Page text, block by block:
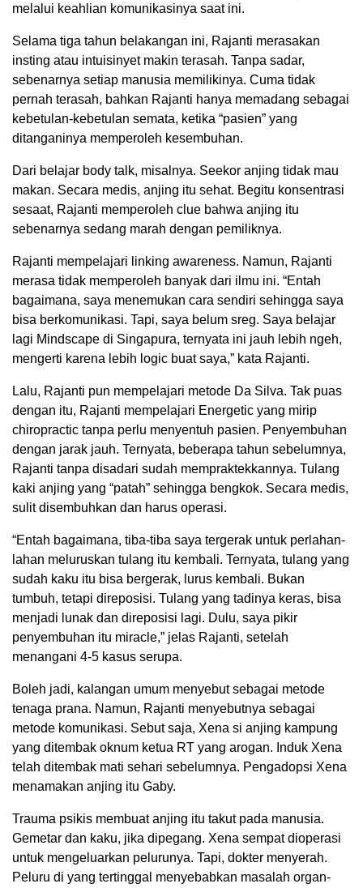
melalui keahlian komunikasinya saat ini.
Selama tiga tahun belakangan ini, Rajanti merasakan
insting atau intuisinyet makin terasah. Tanpa sadar,
sebenarnya setiap manusia memilikinya. Cuma tidak
pernah terasah, bahkan Rajanti hanya memadang sebagai
kebetulan-kebetulan semata, ketika “pasien” yang
ditanganinya memperoleh kesembuhan.
Dari belajar body talk, misalnya. Seekor anjing tidak mau
makan. Secara medis, anjing itu sehat. Begitu konsentrasi
sesaat, Rajanti memperoleh clue bahwa anjing itu
sebenarnya sedang marah dengan pemiliknya.
Rajanti mempelajari linking awareness. Namun, Rajanti
merasa tidak memperoleh banyak dari ilmu ini. “Entah
bagaimana, saya menemukan cara sendiri sehingga saya
bisa berkomunikasi. Tapi, saya belum sreg. Saya belajar
lagi Mindscape di Singapura, ternyata ini jauh lebih ngeh,
mengerti karena lebih logic buat saya,” kata Rajanti.
Lalu, Rajanti pun mempelajari metode Da Silva. Tak puas
dengan itu, Rajanti mempelajari Energetic yang mirip
chiropractic tanpa perlu menyentuh pasien. Penyembuhan
dengan jarak jauh. Ternyata, beberapa tahun sebelumnya,
Rajanti tanpa disadari sudah mempraktekkannya. Tulang
kaki anjing yang “patah” sehingga bengkok. Secara medis,
sulit disembuhkan dan harus operasi.
“Entah bagaimana, tiba-tiba saya tergerak untuk perlahan-
lahan meluruskan tulang itu kembali. Ternyata, tulang yang
sudah kaku itu bisa bergerak, lurus kembali. Bukan
tumbuh, tetapi direposisi. Tulang yang tadinya keras, bisa
menjadi lunak dan direposisi lagi. Dulu, saya pikir
penyembuhan itu miracle,” jelas Rajanti, setelah
menangani 4-5 kasus serupa.
Boleh jadi, kalangan umum menyebut sebagai metode
tenaga prana. Namun, Rajanti menyebutnya sebagai
metode komunikasi. Sebut saja, Xena si anjing kampung
yang ditembak oknum ketua RT yang arogan. Induk Xena
telah ditembak mati sehari sebelumnya. Pengadopsi Xena
menamakan anjing itu Gaby.
Trauma psikis membuat anjing itu takut pada manusia.
Gemetar dan kaku, jika dipegang. Xena sempat dioperasi
untuk mengeluarkan pelurunya. Tapi, dokter menyerah.
Peluru di yang tertinggal menyebabkan masalah organ-